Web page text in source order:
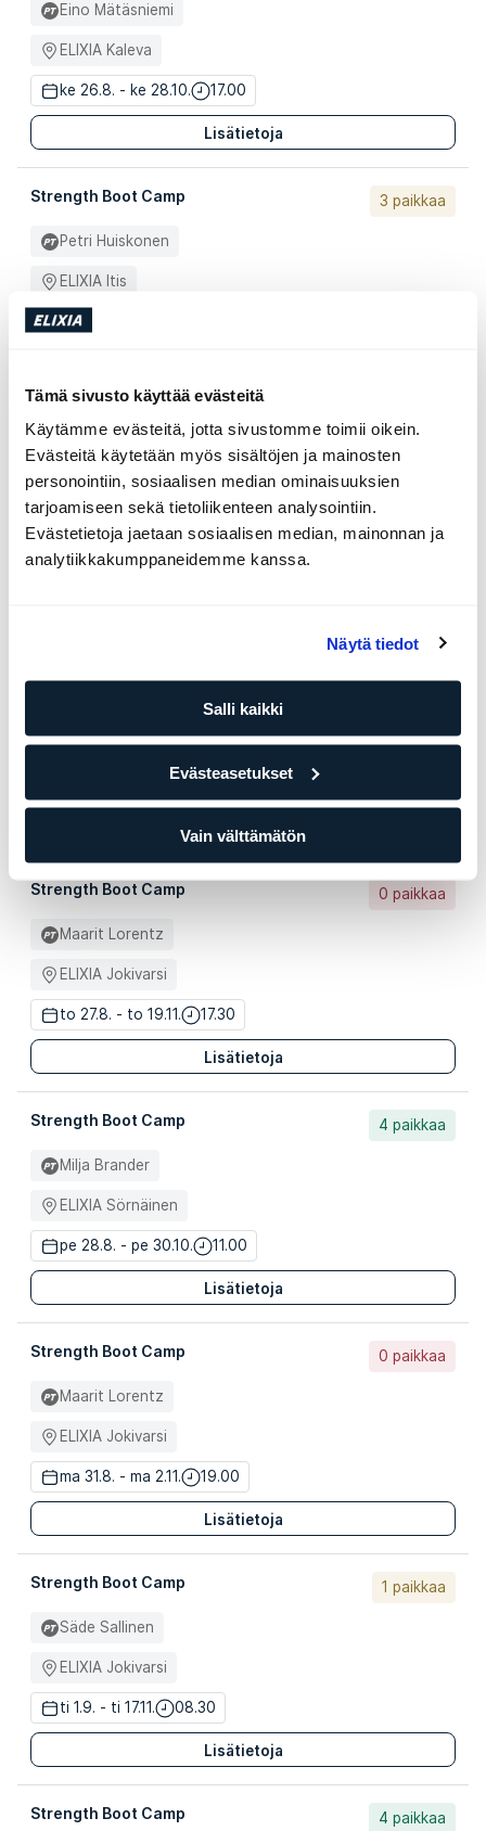
Tämä sivusto käyttää evästeitä
Käytämme evästeitä, jotta sivustomme toimii oikein.
Evästeitä käytetään myös sisältöjen ja mainosten
personointiin, sosiaalisen median ominaisuuksien
tarjoamiseen sekä tietoliikenteen analysointiin.
Evästetietoja jaetaan sosiaalisen median, mainonnan ja
analytiikkakumppaneidemme kanssa.
Näytä tiedot
Salli kaikki
Evästeasetukset
Vain välttämätön
Eino Mätäsniemi
ELIXIA Kaleva
ke 26.8. - ke 28.10. 17.00
Lisätietoja
Strength Boot Camp
Petri Huiskonen
ELIXIA Itis
ke 26.8. - ke 30.12.
3 paikkaa
Strength Boot Camp
Netta Lintilä
ELIXIA Circus
to 27.8. - to 29.10.
5 paikkaa
ELIXIA Sörnäinen
to 27.8. - to 29.10. 11.00
Lisätietoja
Strength Boot Camp
Maarit Lorentz
ELIXIA Jokivarsi
to 27.8. - to 19.11. 17.30
0 paikkaa
Lisätietoja
Strength Boot Camp
Milja Brander
ELIXIA Sörnäinen
pe 28.8. - pe 30.10. 11.00
4 paikkaa
Lisätietoja
Strength Boot Camp
Maarit Lorentz
ELIXIA Jokivarsi
ma 31.8. - ma 2.11. 19.00
0 paikkaa
Lisätietoja
Strength Boot Camp
Säde Sallinen
ELIXIA Jokivarsi
ti 1.9. - ti 17.11. 08.30
1 paikkaa
Lisätietoja
Strength Boot Camp 4 paikkaa